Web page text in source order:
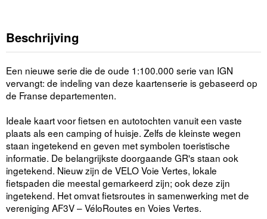
Beschrijving
Een nieuwe serie die de oude 1:100.000 serie van IGN
vervangt: de indeling van deze kaartenserie is gebaseerd op
de Franse departementen.
Ideale kaart voor fietsen en autotochten vanuit een vaste
plaats als een camping of huisje. Zelfs de kleinste wegen
staan ingetekend en geven met symbolen toeristische
informatie. De belangrijkste doorgaande GR's staan ook
ingetekend. Nieuw zijn de VELO Voie Vertes, lokale
fietspaden die meestal gemarkeerd zijn; ook deze zijn
ingetekend. Het omvat fietsroutes in samenwerking met de
vereniging AF3V – VéloRoutes en Voies Vertes.